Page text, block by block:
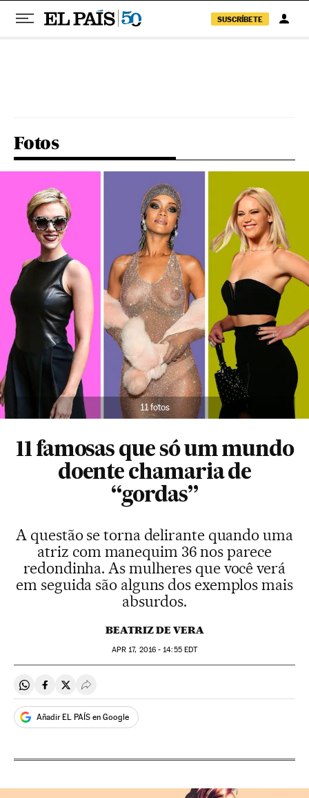
SUSCRÍBETE
Fotos
11 fotos
11 famosas que só um mundo
doente chamaria de
“gordas”
A questão se torna delirante quando uma
atriz com manequim 36 nos parece
redondinha. As mulheres que você verá
em seguida são alguns dos exemplos mais
absurdos.
BEATRIZ DE VERA
APR 17, 2016 - 14:55EDT
Compartir en Whatsapp
Compartir en Facebook
Compartir en Twitter
Desplegar Redes Sociales
Añadir EL PAÍS en Google